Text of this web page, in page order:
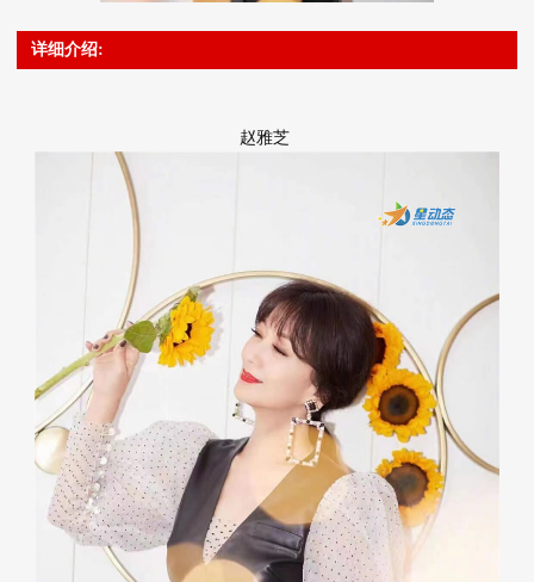
详细介绍:
赵雅芝